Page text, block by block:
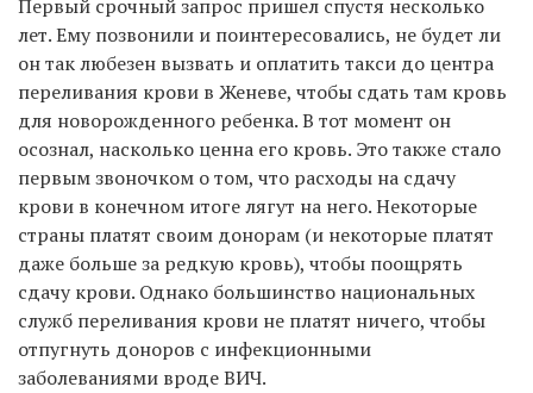
Первый срочный запрос пришел спустя несколько
лет. Ему позвонили и поинтересовались, не будет ли
он так любезен вызвать и оплатить такси до центра
переливания крови в Женеве, чтобы сдать там кровь
для новорожденного ребенка. В тот момент он
осознал, насколько ценна его кровь. Это также стало
первым звоночком о том, что расходы на сдачу
крови в конечном итоге лягут на него. Некоторые
страны платят своим донорам (и некоторые платят
даже больше за редкую кровь), чтобы поощрять
сдачу крови. Однако большинство национальных
служб переливания крови не платят ничего, чтобы
отпугнуть доноров с инфекционными
заболеваниями вроде ВИЧ.